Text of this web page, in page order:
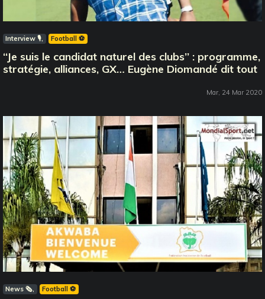
Interview 🎙️ Football ⚽️
‘‘Je suis le candidat naturel des clubs’’ : programme,
stratégie, alliances, GX… Eugène Diomandé dit tout
Mar, 24 Mar 2020
News 🗞️ Football ⚽️